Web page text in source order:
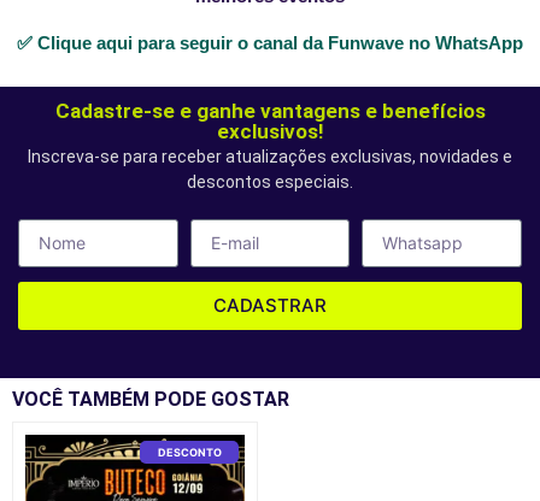
✅ Clique aqui para seguir o canal da Funwave no WhatsApp
Cadastre-se e ganhe vantagens e benefícios
exclusivos!
Inscreva-se para receber atualizações exclusivas, novidades e
descontos especiais.
CADASTRAR
VOCÊ TAMBÉM PODE GOSTAR
DESCONTO